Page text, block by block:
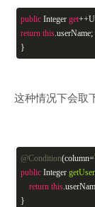
publicInteger get
return this.userName;
}
这种情况下会取
@Condition(column=
publicInteger
return this
}